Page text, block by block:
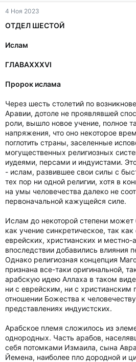
ы
л
4 Ноя 2023
ОТДЕЛ ШЕСТОЙ
Ислам
ГЛАВАХХХVI
Пророк ислама
Через шесть столетий по
Аравии, дотоле не проявлявшей
роли, вышло новое учение, полное
напряжения, что оно некоторое
поглотить страны, заселенные
могущественных религиозных
иудеями, персами и индуистами.
- ислам, развившее свои силы с
тех пор ни одной религии, хотя в
на умы человечества далеко не
первоначальной кажущейся силе.
Ислам до некоторой степени
как учение синкретическое, так
еврейских, христианских и
впоследствии добавились влияния
Однако религиозная концепция
признана все-таки оригинальной,
арабскую идею Аллаха в таком
ни с еврейским, ни с христианским
отношении Божества к
представлениях индуистских.
Арабское племя сложилось из
однородных. Часть арабов,
себя потомками Измаила, сына
Йемена, наиболее пло дородной и